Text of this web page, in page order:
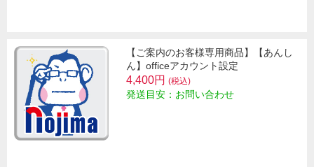
【ご案内のお客様専用商品】【あんし
ん】officeアカウント設定
4,400円 (税込)
発送目安：お問い合わせ